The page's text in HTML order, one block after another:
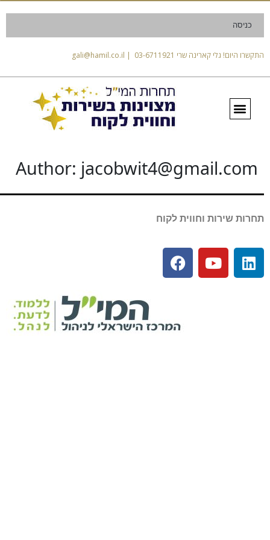
כניסה
התקשרו היום! גלי קארינה שרי 03-6711921 | gali@hamil.co.il
Author:jacobwit4@gmail.com
תחרות שירות וחווית לקוח